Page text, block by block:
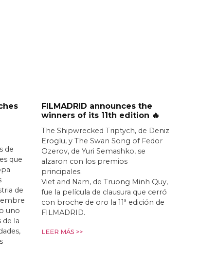
de
que
de
uno
la
FILMADRID announces the
winners of its 11th edition 🔥
The Shipwrecked Triptych, de Deniz
Eroglu, y The Swan Song of Fedor
Ozerov, de Yuri Semashko, se
alzaron con los premios
principales.
Viet and Nam, de Truong Minh Quy,
fue la película de clausura que cerró
con broche de oro la 11ª edición de
FILMADRID.
LEER MÁS >>